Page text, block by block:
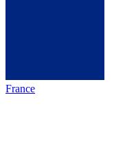
France